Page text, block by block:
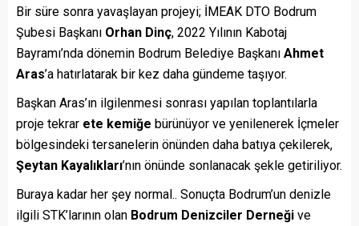
Bir süre sonra yavaşlayan projeyi; İMEAK DTO Bodrum
Şubesi Başkanı Orhan Dinç, 2022 Yılının Kabotaj
Bayramı’nda dönemin Bodrum Belediye Başkanı Ahmet
Aras’a hatırlatarak bir kez daha gündeme taşıyor.
Başkan Aras’ın ilgilenmesi sonrası yapılan toplantılarla
proje tekrar ete kemiğe bürünüyor ve yenilenerek İçmeler
bölgesindeki tersanelerin önünden daha batıya çekilerek,
Şeytan Kayalıkları’nın önünde sonlanacak şekle getiriliyor.
Buraya kadar her şey normal.. Sonuçta Bodrum’un denizle
ilgili STK’larının olan Bodrum Denizciler Derneği ve